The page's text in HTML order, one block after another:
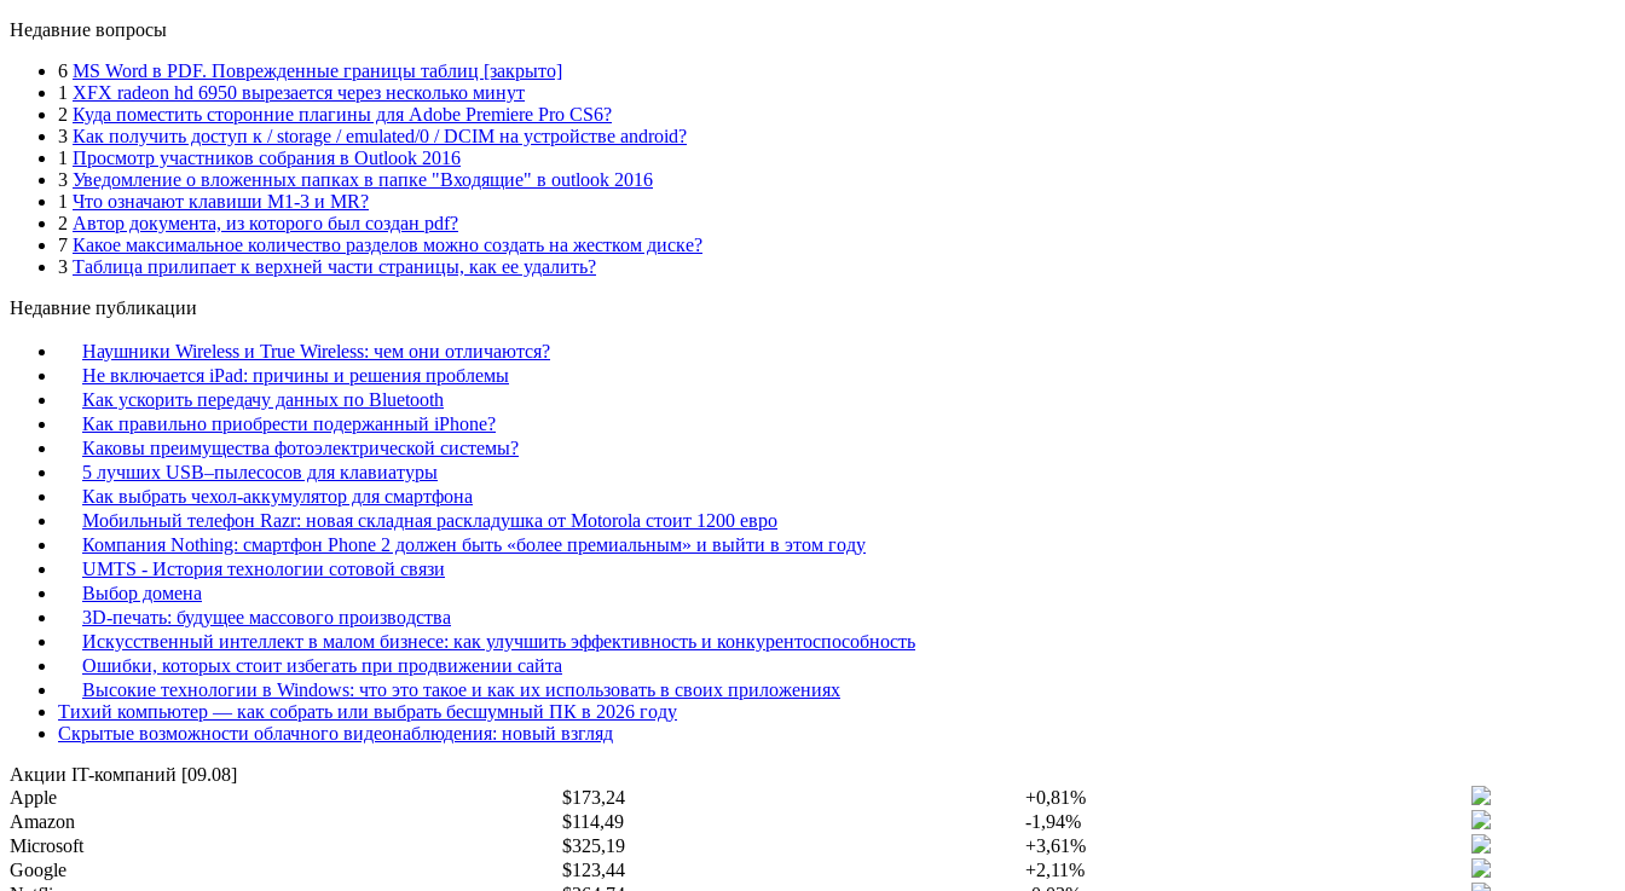
Недавние вопросы
6 MS Word в PDF. Поврежденные границы таблиц [закрыто]
1 XFX radeon hd 6950 вырезается через несколько минут
2 Куда поместить сторонние плагины для Adobe Premiere Pro CS6?
3 Как получить доступ к / storage / emulated/0 / DCIM на устройстве android?
1 Просмотр участников собрания в Outlook 2016
3 Уведомление о вложенных папках в папке "Входящие" в outlook 2016
1 Что означают клавиши M1-3 и MR?
2 Автор документа, из которого был создан pdf?
7 Какое максимальное количество разделов можно создать на жестком диске?
3 Таблица прилипает к верхней части страницы, как ее удалить?
Недавние публикации
Наушники Wireless и True Wireless: чем они отличаются?
Не включается iPad: причины и решения проблемы
Как ускорить передачу данных по Bluetooth
Как правильно приобрести подержанный iPhone?
Каковы преимущества фотоэлектрической системы?
5 лучших USB–пылесосов для клавиатуры
Как выбрать чехол-аккумулятор для смартфона
Мобильный телефон Razr: новая складная раскладушка от Motorola стоит 1200 евро
Компания Nothing: смартфон Phone 2 должен быть «более премиальным» и выйти в этом году
UMTS - История технологии сотовой связи
Выбор домена
3D-печать: будущее массового производства
Искусственный интеллект в малом бизнесе: как улучшить эффективность и конкурентоспособность
Ошибки, которых стоит избегать при продвижении сайта
Высокие технологии в Windows: что это такое и как их использовать в своих приложениях
Тихий компьютер — как собрать или выбрать бесшумный ПК в 2026 году
Скрытые возможности облачного видеонаблюдения: новый взгляд
Акции IT-компаний [09.08]
Apple
$173,24
+0,81%
Amazon
$114,49
-1,94%
Microsoft
$325,19
+3,61%
Google
$123,44
+2,11%